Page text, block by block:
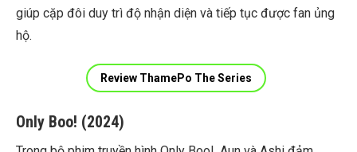
giúp cặp đôi duy trì độ nhận diện và tiếp tục được fan ủng
hộ.
Review ThamePo The Series
Only Boo! (2024)